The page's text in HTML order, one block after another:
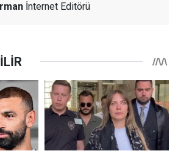
İnternet Editörü